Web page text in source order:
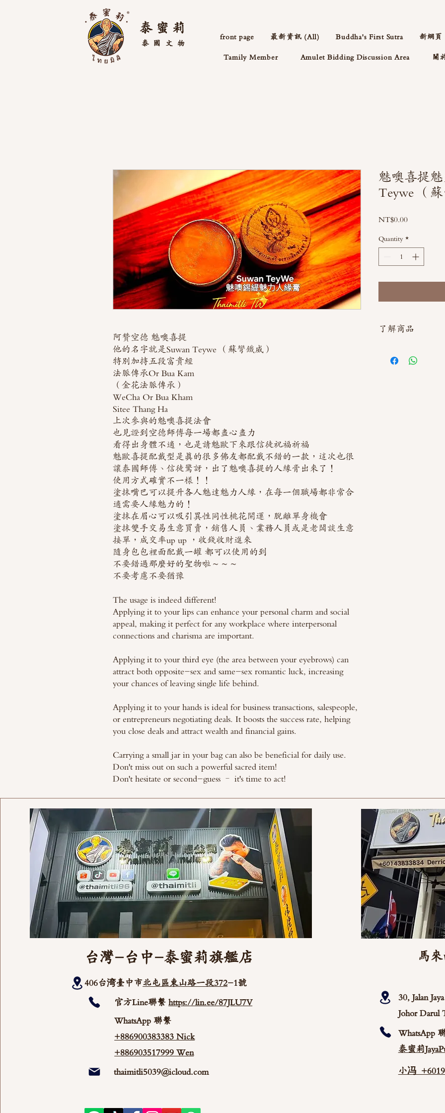
泰 蜜 莉
文物
泰國
front page 最新資訊 (All) Buddha's First Sutra 新網頁
Tamily Member Amulet Bidding Discussion Area 關
阿贊空德 魅噢喜提
他的名字就是Suwan Teywe （蘇彎鐵威）
特別加持五段富貴經
法脈傳承Or Bua Kam
（金花法脈傳承）
WeCha Or Bua Kham
Sitee Thang Ha
上次參與的魅噢喜提法會
也見證到空德師傅每一場都盡心盡力
看得出身體不適，也是請魅歐下來跟信徒祝福祈福
魅歐喜提配戴型是真的很多佛友都配戴不錯的一款，這次也很
讓泰國師傅、信徒驚訝，出了魅噢喜提的人緣膏出來了！
使用方式確實不一樣！！
塗抹嘴巴可以提升各人魅達魅力人緣，在每一個職場都非常合
適需要人緣魅力的！
塗抹在眉心可以吸引異性同性桃花開運，脫離單身機會
塗抹雙手交易生意買賣，銷售人員、業務人員或是老闆談生意
接單，成交率up up ，收錢收財進來
隨身包包裡面配戴一罐 都可以使用的到
不要錯過那麼好的聖物啦～～～
不要考慮不要猶豫
The usage is indeed different!
Applying it to your lips can enhance your personal charm and social
appeal, making it perfect for any workplace where interpersonal
connections and charisma are important.
Applying it to your third eye (the area between your eyebrows) can
attract both opposite-sex and same-sex romantic luck, increasing
your chances of leaving single life behind.
Applying it to your hands is ideal for business transactions, salespeople,
or entrepreneurs negotiating deals. It boosts the success rate, helping
you close deals and attract wealth and financial gains.
Carrying a small jar in your bag can also be beneficial for daily use.
Don't miss out on such a powerful sacred item!
Don't hesitate or second-guess – it's time to act!
魅噢喜提
Teywe （
NT$0.00Price
Quantity *
了解商品
台灣-台中-泰蜜莉旗艦店
406台湾臺中市北屯區東山路一段372-1號
官方Line聯繫https://lin.ee/87JLU7V
WhatsApp 聯繫
+886900383383 Nick
+886903517999 Wen
thaimitli5039@icloud.com
馬
30, Jalan
Johor Darul
WhatsApp
泰蜜莉
小冯